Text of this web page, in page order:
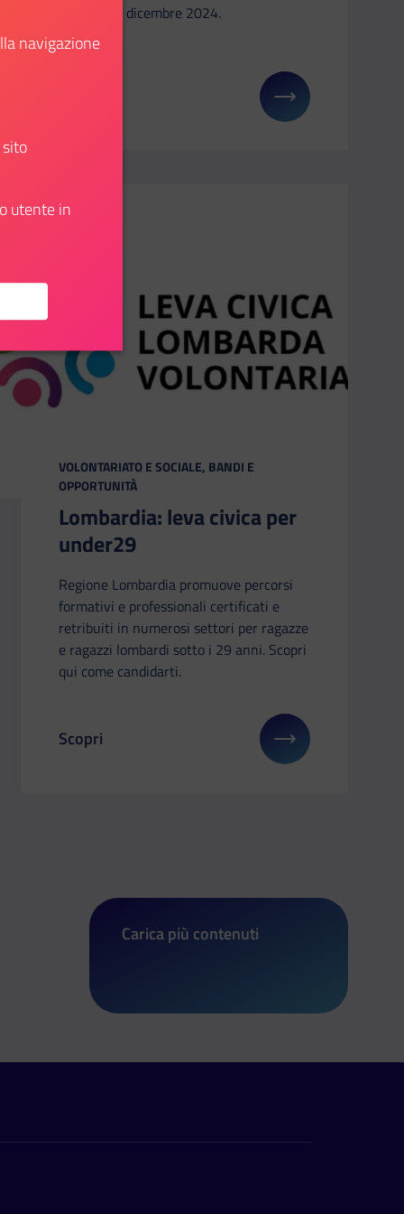
Civile 2025: 62.549 posti disponibili
entro il 31 dicembre 2024.
Il link ti porterà ad avere maggiori dettagli su:
giorni sulla disabilità: live streaming
CATEGORIA:
VOLONTARIATO E SOCIALE, BANDI E
OPPORTUNITÀ
Lombardia: leva civica per
under29
Regione Lombardia promuove percorsi
formativi e professionali certificati e
retribuiti in numerosi settori per ragazze
e ragazzi lombardi sotto i 29 anni. Scopri
qui come candidarti.
Il link ti porterà ad avere maggiori dettagli su:
Scopri
Carica più contenuti
navigazione
utente in